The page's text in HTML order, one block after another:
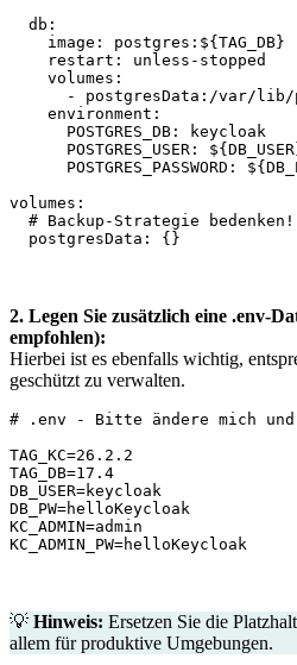
  db:
    image: postgres:${TAG_DB}
    restart: unless-stopped
    volumes:
- postgresData:/var/
    environment:
      POSTGRES_DB: keycloak
POSTGRES_USER:
POSTGRES_PASSWORD:
volumes:
  # Backup-Strategie bedenken!
2. Legen Sie zusätzlich eine .env-
empfohlen):
Hierbei ist es ebenfalls wichtig,
geschützt zu verwalten.
# .env - Bitte ändere mich
TAG_KC=26.2.2
TAG_DB=17.4
DB_USER=keycloak
DB_PW=helloKeycloak
KC_ADMIN=admin
💡 Hinweis: Ersetzen Sie die
allem für produktive Umgebungen.